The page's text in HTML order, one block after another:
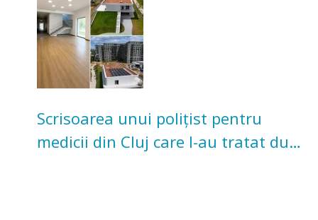
Scrisoarea unui polițist pentru
medicii din Cluj care l-au tratat după